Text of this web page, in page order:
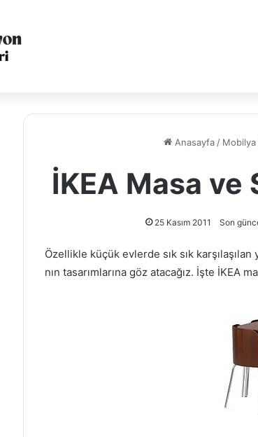
Anasayfa / Mobilya
İKEA Masa
25 Kasım 2011 Son
Özellikle küçük evlerde sık sık
nın tasarımlarına göz atacağız. İşte İKEA